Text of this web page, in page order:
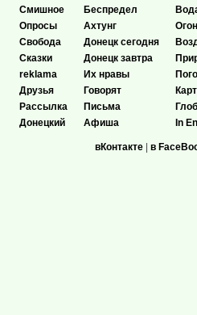
Смишное
Опросы
Свобода
Сказки
reklama
Друзья
Рассылка
Донецкий
Беспредел
Ахтунг
Донецк сегодня
Донецк завтра
Их нравы
Говорят
Письма
Афиша
In
вКонтакте | в